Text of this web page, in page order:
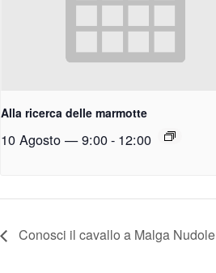
Alla ricerca delle marmotte
10 Agosto — 9:00- 12:00
Conosci il cavallo a Malga Nudole